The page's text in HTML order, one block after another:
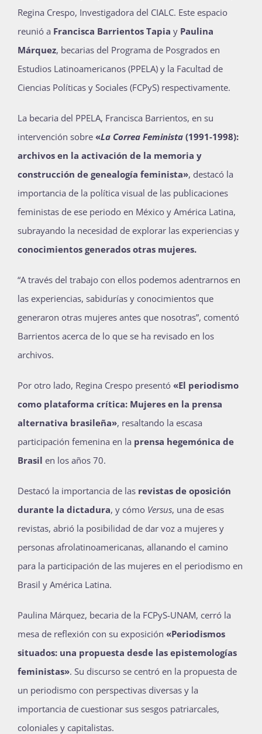
Regina Crespo, Investigadora del CIALC. Este espacio
reunió a Francisca Barrientos Tapia y Paulina
Márquez, becarias del Programa de Posgrados en
Estudios Latinoamericanos (PPELA) y la Facultad de
Ciencias Políticas y Sociales (FCPyS) respectivamente.
La becaria del PPELA, Francisca Barrientos, en su
intervención sobre «La Correa Feminista (1991-1998):
archivos en la activación de la memoria y
construcción de genealogía feminista», destacó la
importancia de la política visual de las publicaciones
feministas de ese periodo en México y América Latina,
subrayando la necesidad de explorar las experiencias y
conocimientos generados otras mujeres.
“A través del trabajo con ellos podemos adentrarnos en
las experiencias, sabidurías y conocimientos que
generaron otras mujeres antes que nosotras”, comentó
Barrientos acerca de lo que se ha revisado en los
archivos.
Por otro lado, Regina Crespo presentó «El periodismo
como plataforma crítica: Mujeres en la prensa
alternativa brasileña», resaltando la escasa
participación femenina en la prensa hegemónica de
Brasil en los años 70.
Destacó la importancia de las revistas de oposición
durante la dictadura, y cómo Versus, una de esas
revistas, abrió la posibilidad de dar voz a mujeres y
personas afrolatinoamericanas, allanando el camino
para la participación de las mujeres en el periodismo en
Brasil y América Latina.
Paulina Márquez, becaria de la FCPyS-UNAM, cerró la
mesa de reflexión con su exposición «Periodismos
situados: una propuesta desde las epistemologías
feministas». Su discurso se centró en la propuesta de
un periodismo con perspectivas diversas y la
importancia de cuestionar sus sesgos patriarcales,
coloniales y capitalistas.